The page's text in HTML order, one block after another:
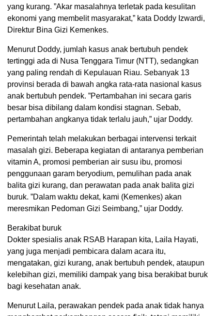
yang kurang. ”Akar masalahnya terletak pada kesulitan
ekonomi yang membelit masyarakat,” kata Doddy Izwardi,
Direktur Bina Gizi Kemenkes.
Menurut Doddy, jumlah kasus anak bertubuh pendek
tertinggi ada di Nusa Tenggara Timur (NTT), sedangkan
yang paling rendah di Kepulauan Riau. Sebanyak 13
provinsi berada di bawah angka rata-rata nasional kasus
anak bertubuh pendek. ”Pertambahan ini secara garis
besar bisa dibilang dalam kondisi stagnan. Sebab,
pertambahan angkanya tidak terlalu jauh,” ujar Doddy.
Pemerintah telah melakukan berbagai intervensi terkait
masalah gizi. Beberapa kegiatan di antaranya pemberian
vitamin A, promosi pemberian air susu ibu, promosi
penggunaan garam beryodium, pemulihan pada anak
balita gizi kurang, dan perawatan pada anak balita gizi
buruk. ”Dalam waktu dekat, kami (Kemenkes) akan
meresmikan Pedoman Gizi Seimbang,” ujar Doddy.
Berakibat buruk
Dokter spesialis anak RSAB Harapan kita, Laila Hayati,
yang juga menjadi pembicara dalam acara itu,
mengatakan, gizi kurang, anak bertubuh pendek, ataupun
kelebihan gizi, memiliki dampak yang bisa berakibat buruk
bagi kesehatan anak.
Menurut Laila, perawakan pendek pada anak tidak hanya